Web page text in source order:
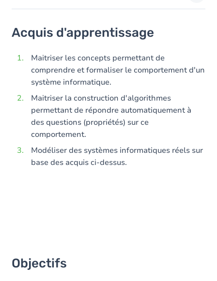
Objectifs
Contenu
Table des matières
Acquis d'apprentissage
Maitriser les concepts permettant de
comprendre et formaliser le comportement d'un
système informatique.
Maitriser la construction d'algorithmes
permettant de répondre automatiquement à
des questions (propriétés) sur ce
comportement.
Modéliser des systèmes informatiques réels sur
base des acquis ci-dessus.
Objectifs